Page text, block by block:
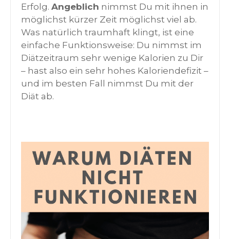
Erfolg. Angeblich nimmst Du mit ihnen in
möglichst kürzer Zeit möglichst viel ab.
Was natürlich traumhaft klingt, ist eine
einfache Funktionsweise: Du nimmst im
Diätzeitraum sehr wenige Kalorien zu Dir
– hast also ein sehr hohes Kaloriendefizit –
und im besten Fall nimmst Du mit der
Diät ab.